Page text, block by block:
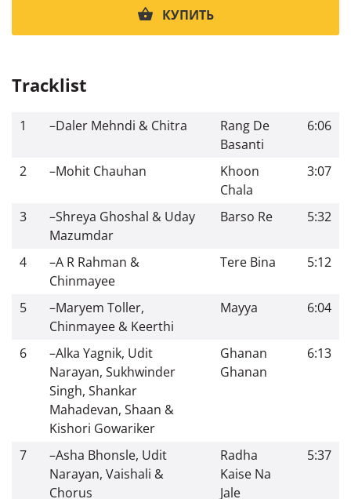
КУПИТЬ
Tracklist
1 –Daler Mehndi & Chitra
Rang De
Basanti
6:06
2 –Mohit Chauhan
Khoon
Chala
3:07
3 –Shreya Ghoshal & Uday
Mazumdar
Barso Re 5:32
4 –A R Rahman &
Chinmayee
Tere Bina 5:12
5 –Maryem Toller,
Chinmayee & Keerthi
Mayya 6:04
6 –Alka Yagnik, Udit
Narayan, Sukhwinder
Singh, Shankar
Mahadevan, Shaan &
Kishori Gowariker
Ghanan
Ghanan
6:13
7 –Asha Bhonsle, Udit
Narayan, Vaishali &
Chorus
Radha
Kaise Na
Jale
5:37